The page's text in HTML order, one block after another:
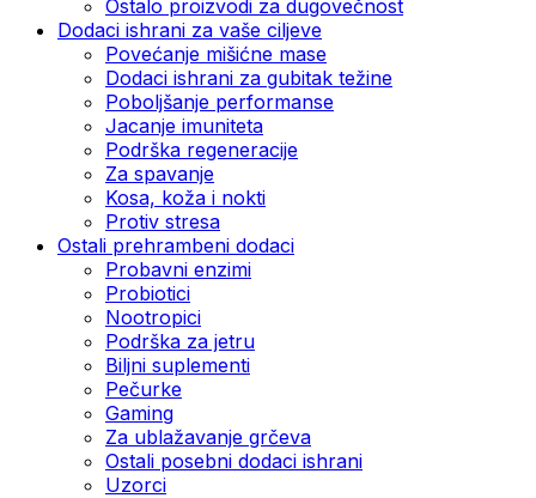
Ostalo proizvodi za dugovečnost
Dodaci ishrani za vaše ciljeve
Povećanje mišićne mase
Dodaci ishrani za gubitak težine
Poboljšanje performanse
Jacanje imuniteta
Podrška regeneracije
Za spavanje
Kosa, koža i nokti
Protiv stresa
Ostali prehrambeni dodaci
Probavni enzimi
Probiotici
Nootropici
Podrška za jetru
Biljni suplementi
Pečurke
Gaming
Za ublažavanje grčeva
Ostali posebni dodaci ishrani
Uzorci